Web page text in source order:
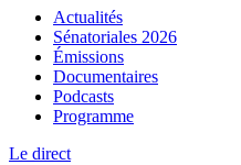
Actualités
Sénatoriales 2026
Émissions
Documentaires
Podcasts
Programme
Le direct